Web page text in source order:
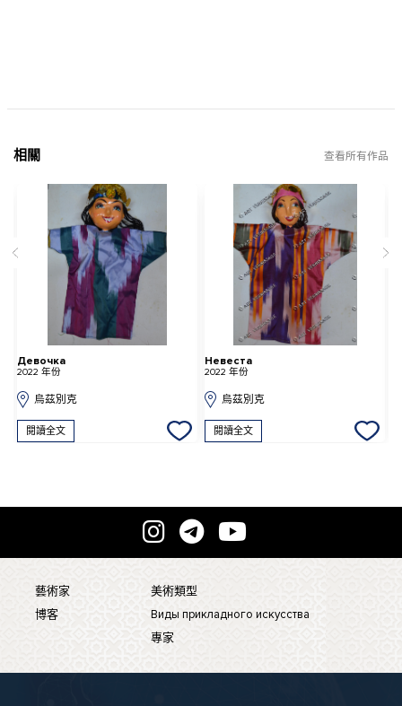
相關 查看所有作品
Девочка
2022 年份
烏茲別克
閱讀全文
Невеста
2022 年份
烏茲別克
閱讀全文
藝術家
博客
美術類型
Виды прикладного искусства
專家